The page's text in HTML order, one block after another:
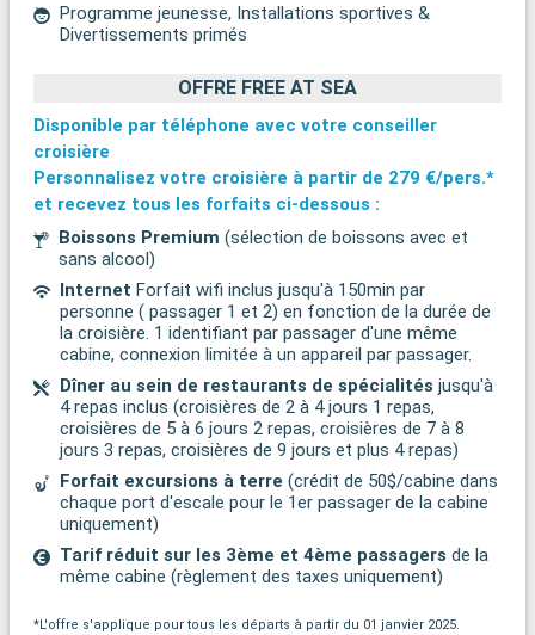
Programme jeunesse, Installations sportives &
Divertissements primés
OFFRE FREE AT SEA
Disponible par téléphone avec votre conseiller
croisière
Personnalisez votre croisière à partir de 279 €/pers.*
et recevez tous les forfaits ci-dessous :
Boissons Premium (sélection de boissons avec et
sans alcool)
Internet Forfait wifi inclus jusqu'à 150min par
personne ( passager 1 et 2) en fonction de la durée de
la croisière. 1 identifiant par passager d'une même
cabine, connexion limitée à un appareil par passager.
Dîner au sein de restaurants de spécialités jusqu'à
4 repas inclus (croisières de 2 à 4 jours 1 repas,
croisières de 5 à 6 jours 2 repas, croisières de 7 à 8
jours 3 repas, croisières de 9 jours et plus 4 repas)
Forfait excursions à terre (crédit de 50$/cabine dans
chaque port d'escale pour le 1er passager de la cabine
uniquement)
Tarif réduit sur les 3ème et 4ème passagers de la
même cabine (règlement des taxes uniquement)
*L'offre s'applique pour tous les départs à partir du 01 janvier 2025.